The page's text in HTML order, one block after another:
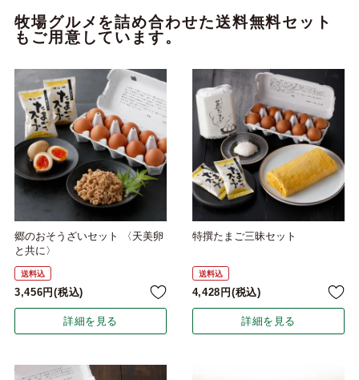
牧場グルメを詰め合わせた送料無料セット
もご用意しています。
郷のおそうざいセット 〈天美卵
と共に〉
送料込
3,456 税込
詳細を見る
特撰たまご三昧セット
送料込
4,428 税込
詳細を見る